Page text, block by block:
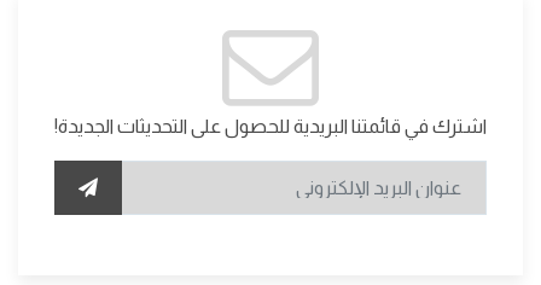
اشترك في قائمتنا البريدية للحصول على التحديثات الجديدة!